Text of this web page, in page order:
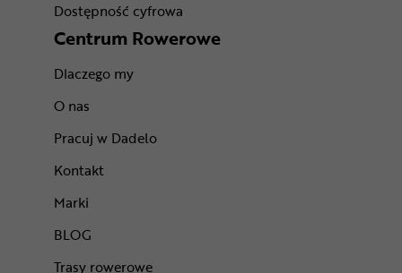
Dostępność cyfrowa
Centrum Rowerowe
Dlaczego my
O nas
Pracuj w Dadelo
Kontakt
Marki
BLOG
Trasy rowerowe